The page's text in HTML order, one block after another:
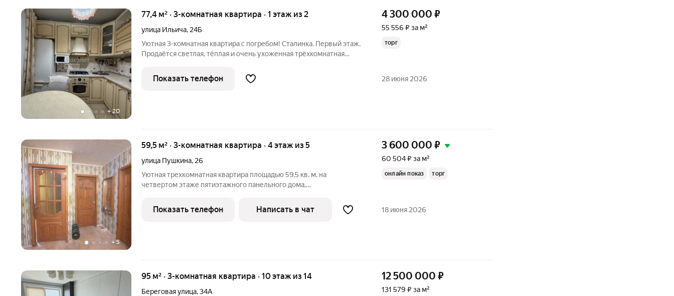
+20
77,4 м² · 3-комнатная квартира · 1 этаж из 2
улица Ильича, 24Б
Уютная 3-комнатная квартира с погребом! Сталинка. Первый этаж.
Продаётся светлая, тёплая и очень ухоженная трёхкомнатная
как для жизни, так и для сдачи в аренду: качественный ремонт и
4 300 000 ₽
55 556 ₽ за м²
торг
Показать телефон 28 июня 2026
+ 5
59,5 м² · 3-комнатная квартира · 4 этаж из 5
улица Пушкина, 26
Уютная трехкомнатная квартира площадью 59,5 кв. м. на
четвертом этаже пятиэтажного панельного дома,
26 Квартира включает в себя три раздельные просторные
комнаты, удобную кухню площадью 7
3 600 000 ₽
60 504 ₽ за м²
онлайн показ торг
Показать телефон Написать в чат 18 июня 2026
95 м² · 3-комнатная квартира · 10 этаж из 14
Береговая улица,34А
12 500 000 ₽
131 579 ₽ за м²